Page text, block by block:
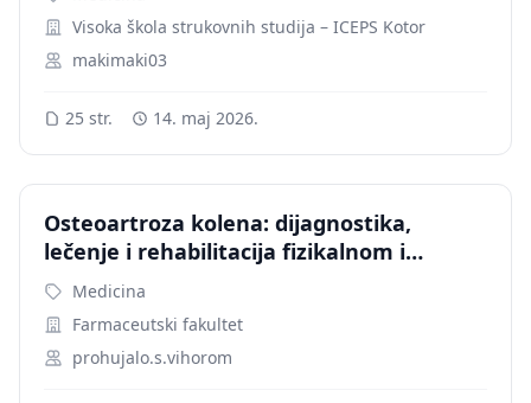
Visoka škola strukovnih studija – ICEPS Kotor
makimaki03
25 str. 14. maj 2026.
Osteoartroza kolena: dijagnostika,
lečenje i rehabilitacija fizikalnom i
kineziterapijom
Medicina
Farmaceutski fakultet
prohujalo.s.vihorom